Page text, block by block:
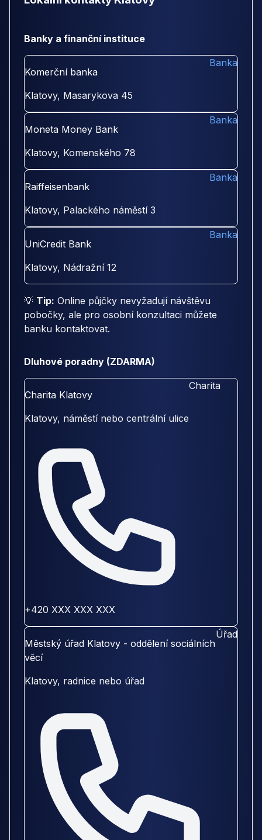
Banky a finanční instituce
Komerční banka
Klatovy, Masarykova 45
Banka
Moneta Money Bank
Klatovy, Komenského 78
Banka
Raiffeisenbank
Klatovy, Palackého náměstí 3
Banka
UniCredit Bank
Klatovy, Nádražní 12
Banka
💡 Tip: Online půjčky nevyžadují návštěvu
pobočky, ale pro osobní konzultaci můžete
banku kontaktovat.
Dluhové poradny (ZDARMA)
Charita Klatovy
Klatovy, náměstí nebo centrální ulice
+420 XXX XXX XXX
Charita
Městský úřad Klatovy - oddělení sociálních
věcí
Klatovy, radnice nebo úřad
Úřad